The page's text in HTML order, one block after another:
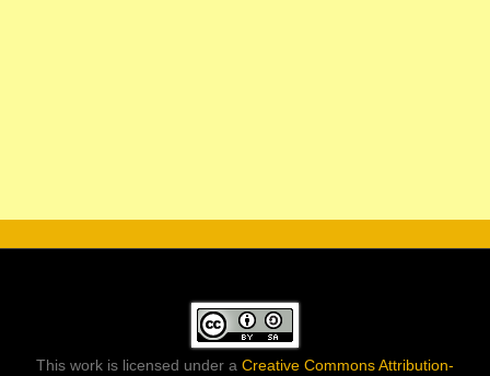
This work is licensed under a Creative Commons Attribution-